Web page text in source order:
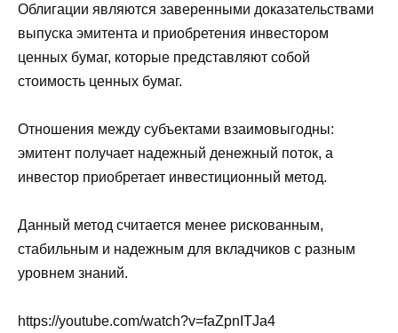
Облигации являются заверенными доказательствами
выпуска эмитента и приобретения инвестором
ценных бумаг, которые представляют собой
стоимость ценных бумаг.
Отношения между субъектами взаимовыгодны:
эмитент получает надежный денежный поток, а
инвестор приобретает инвестиционный метод.
Данный метод считается менее рискованным,
стабильным и надежным для вкладчиков с разным
уровнем знаний.
https://youtube.com/watch?v=faZpnITJa4